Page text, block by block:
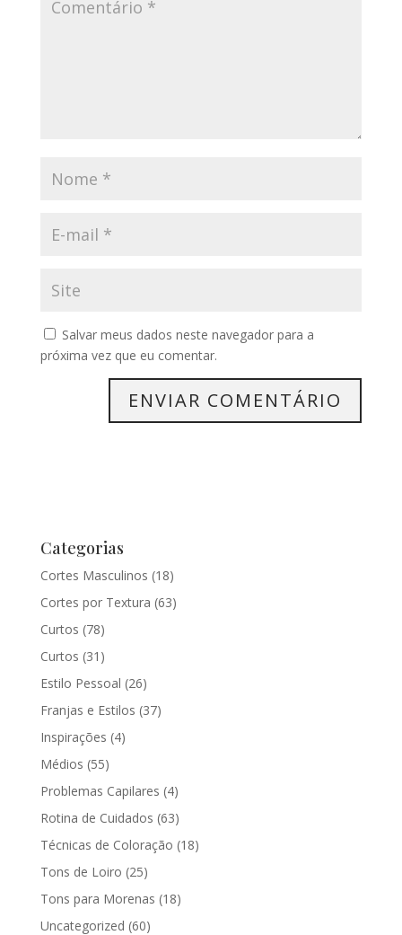
Salvar meus dados neste navegador para a
próxima vez que eu comentar.
Categorias
Cortes Masculinos (18)
Cortes por Textura (63)
Curtos (78)
Curtos (31)
Estilo Pessoal (26)
Franjas e Estilos (37)
Inspirações (4)
Médios (55)
Problemas Capilares (4)
Rotina de Cuidados (63)
Técnicas de Coloração (18)
Tons de Loiro (25)
Tons para Morenas (18)
Uncategorized (60)